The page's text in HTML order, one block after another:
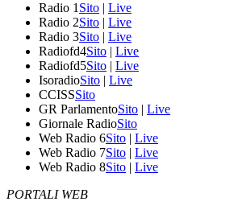
Radio 1 Sito | Live
Radio 2Sito | Live
Radio 3Sito | Live
Radiofd4Sito | Live
Radiofd5Sito | Live
IsoradioSito | Live
CCISSSito
GR ParlamentoSito | Live
Giornale RadioSito
Web Radio 6Sito | Live
Web Radio 7Sito | Live
Web Radio 8Sito | Live
PORTALI WEB